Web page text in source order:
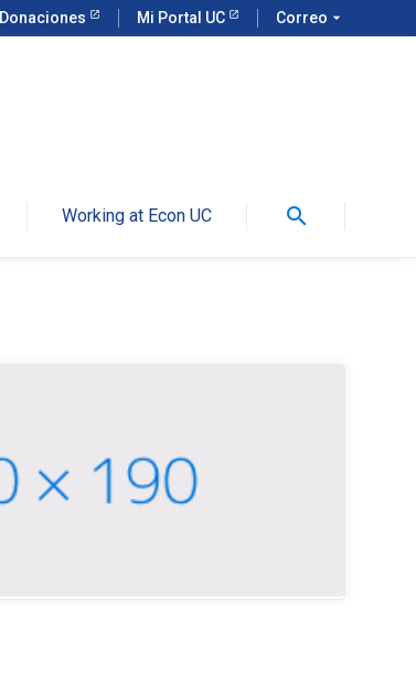
Donaciones Mi Portal UC Correo arrow_drop_down
Working at Econ UC search